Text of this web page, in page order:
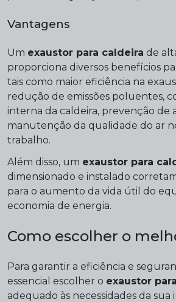
Vantagens
Um exaustor para caldeira de
proporciona diversos benefícios
tais como maior eficiência na
redução de emissões poluentes,
interna da caldeira, prevenção de
manutenção da qualidade do ar
trabalho.
Além disso, um exaustor para
dimensionado e instalado
para o aumento da vida útil do
economia de energia.
Como escolher o
Para garantir a eficiência e
essencial escolher o exaustor
adequado às necessidades da sua